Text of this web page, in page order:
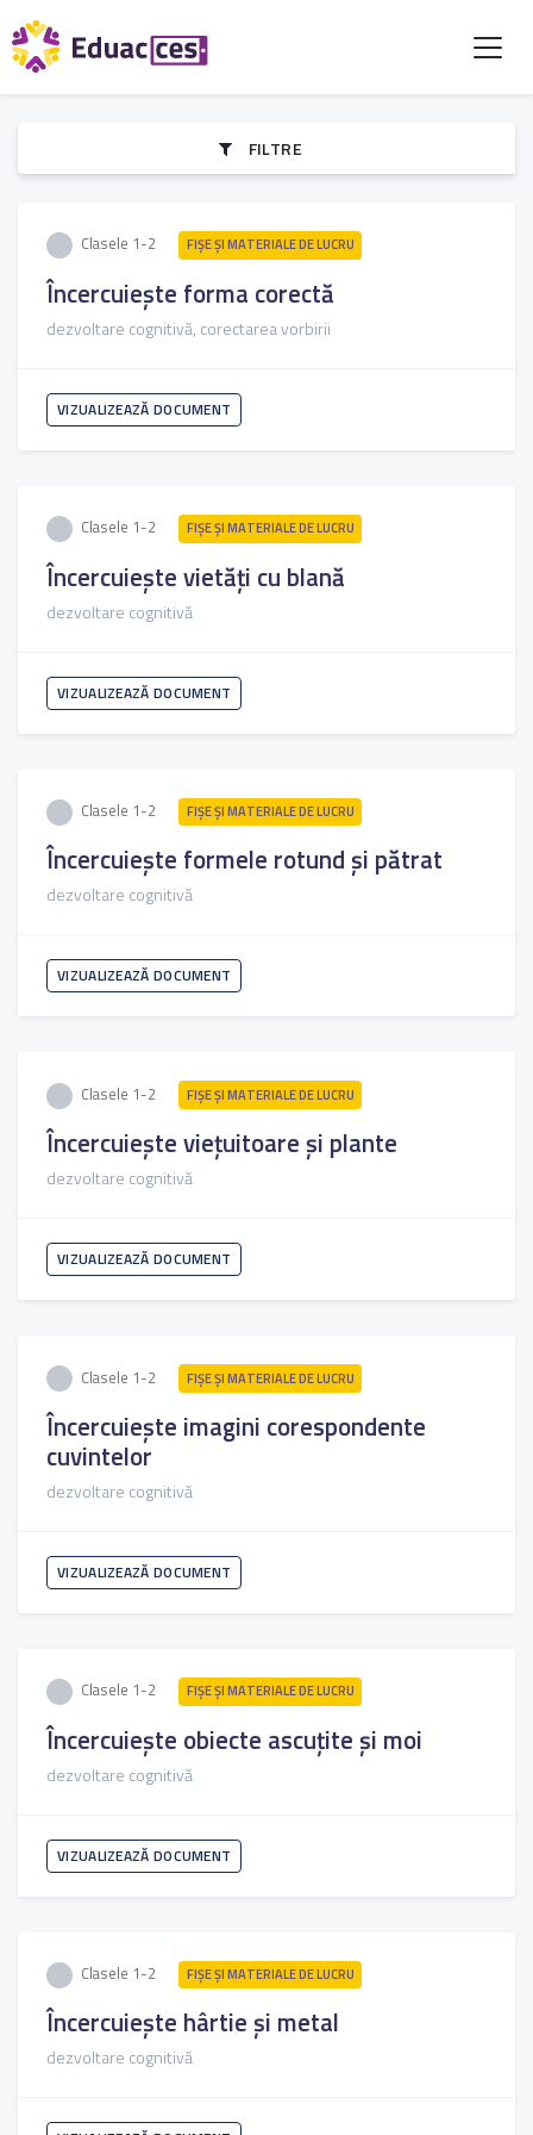
FILTRE
Clasele 1-2 FIŞE ŞI MATERIALE DE LUCRU
Încercuiește forma corectă
dezvoltare cognitivă, corectarea vorbirii
VIZUALIZEAZĂ DOCUMENT
Clasele 1-2 FIŞE ŞI MATERIALE DE LUCRU
Încercuiește vietăți cu blană
dezvoltare cognitivă
VIZUALIZEAZĂ DOCUMENT
Clasele 1-2 FIŞE ŞI MATERIALE DE LUCRU
Încercuiește formele rotund și pătrat
dezvoltare cognitivă
VIZUALIZEAZĂ DOCUMENT
Clasele 1-2 FIŞE ŞI MATERIALE DE LUCRU
Încercuiește viețuitoare și plante
dezvoltare cognitivă
VIZUALIZEAZĂ DOCUMENT
Clasele 1-2 FIŞE ŞI MATERIALE DE LUCRU
Încercuiește imagini corespondente
cuvintelor
dezvoltare cognitivă
VIZUALIZEAZĂ DOCUMENT
Clasele 1-2 FIŞE ŞI MATERIALE DE LUCRU
Încercuiește obiecte ascuțite și moi
dezvoltare cognitivă
VIZUALIZEAZĂ DOCUMENT
Clasele 1-2 FIŞE ŞI MATERIALE DE LUCRU
Încercuiește hârtie și metal
dezvoltare cognitivă